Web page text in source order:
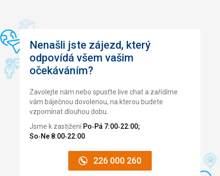
Nenašli jste zájezd, který
odpovídá všem vašim
očekáváním?
Zavolejte nám nebo spusťte live chat a zařídíme
vám báječnou dovolenou, na kterou budete
vzpomínat dlouhou dobu.
Jsme k zastižení Po‑Pá 7:00‑22:00;
So‑Ne 8:00‑22:00
226 000 260